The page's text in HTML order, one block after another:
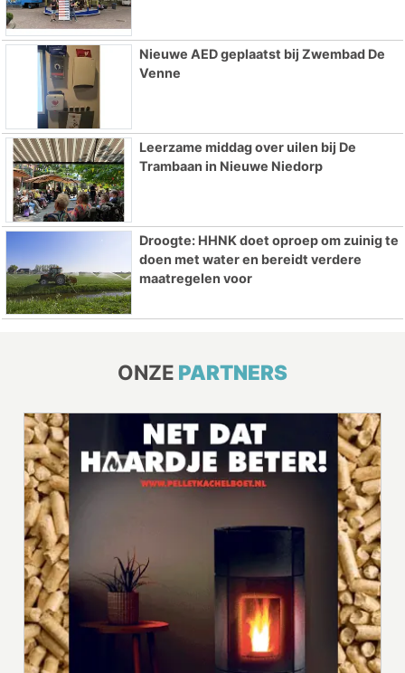
Nieuwe AED geplaatst bij Zwembad De
Venne
Leerzame middag over uilen bij De
Trambaan in Nieuwe Niedorp
Droogte: HHNK doet oproep om zuinig te
doen met water en bereidt verdere
maatregelen voor
ONZE PARTNERS